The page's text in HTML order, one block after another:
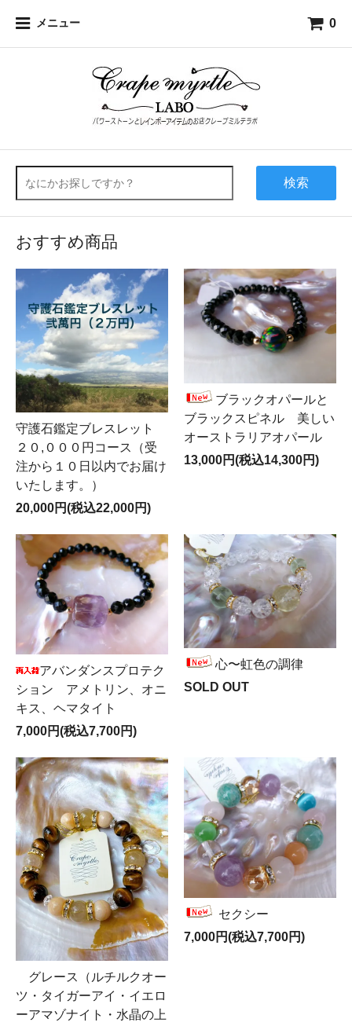
メニュー 0
検索
おすすめ商品
守護石鑑定ブレスレット
２０,０００円コース（受
注から１０日以内でお届け
いたします。）
20,000円(税込22,000円)
ブラックオパールと
ブラックスピネル 美しい
オーストラリアオパール
13,000円(税込14,300円)
アバンダンスプロテク
ション アメトリン、オニ
キス、ヘマタイト
7,000円(税込7,700円)
心〜虹色の調律
SOLD OUT
グレース（ルチルクオー
ツ・タイガーアイ・イエロ
ーアマゾナイト・水晶の上
セクシー
7,000円(税込7,700円)